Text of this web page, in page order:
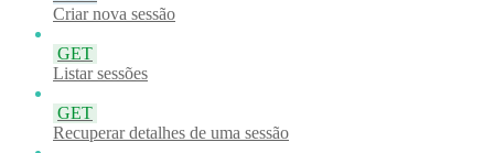
Criar nova sessão
GET
Listar sessões
GET
Recuperar detalhes de uma sessão